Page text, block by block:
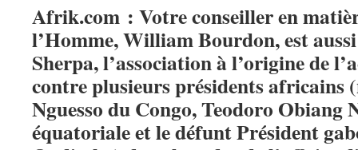
Afrik.com : Votre conseiller en
l’Homme, William Bourdon, est
Sherpa, l’association à l’origine de
contre plusieurs présidents africains
Nguesso du Congo, Teodoro Obiang
équatoriale et le défunt Président